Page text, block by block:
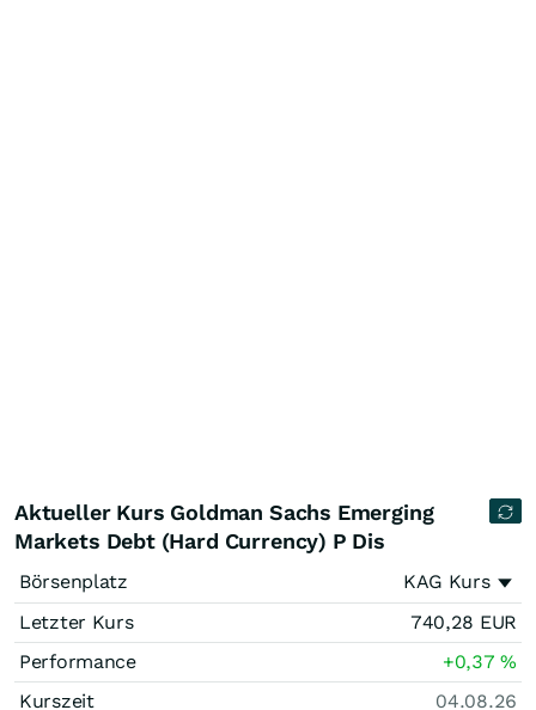
Aktueller Kurs Goldman Sachs Emerging
Markets Debt (Hard Currency) P Dis
Börsenplatz
KAG Kurs
Letzter Kurs
740,28 EUR
Performance
+0,37%
Kurszeit
04.08.26